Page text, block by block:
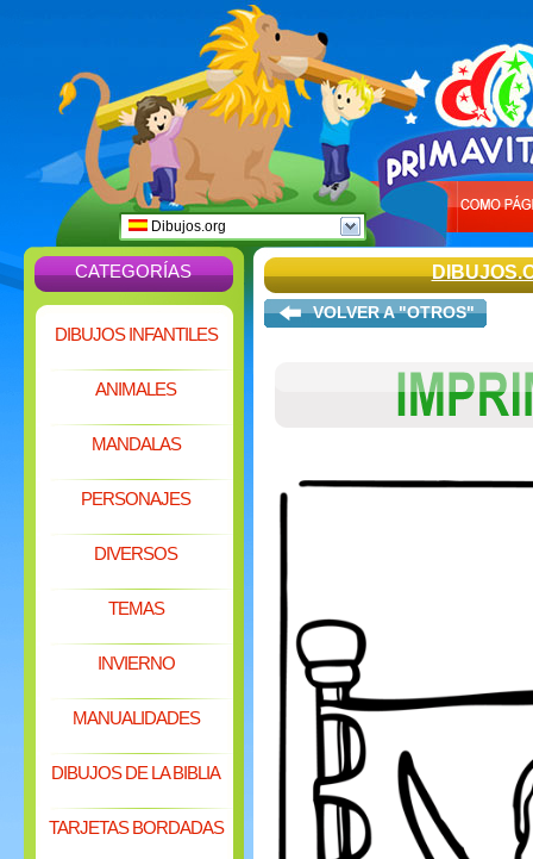
Dibujos.org
CATEGORÍAS
DIBUJOS INFANTILES
ANIMALES
MANDALAS
PERSONAJES
DIVERSOS
TEMAS
INVIERNO
MANUALIDADES
DIBUJOS DE LA BIBLIA
TARJETAS BORDADAS
VOLVER A "OTROS"